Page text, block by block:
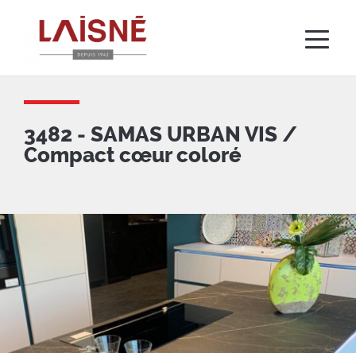
principal
3482 - SAMAS URBAN VIS /
Compact cœur coloré